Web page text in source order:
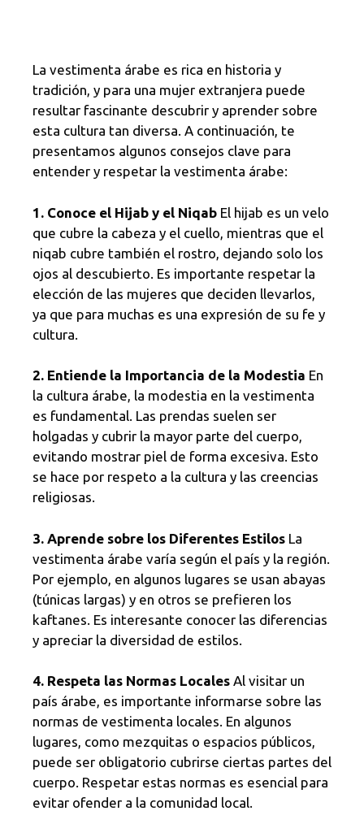
La vestimenta árabe es rica en historia y
tradición, y para una mujer extranjera puede
resultar fascinante descubrir y aprender sobre
esta cultura tan diversa. A continuación, te
presentamos algunos consejos clave para
entender y respetar la vestimenta árabe:
1. Conoce el Hijab y el Niqab El hijab es un velo
que cubre la cabeza y el cuello, mientras que el
niqab cubre también el rostro, dejando solo los
ojos al descubierto. Es importante respetar la
elección de las mujeres que deciden llevarlos,
ya que para muchas es una expresión de su fe y
cultura.
2. Entiende la Importancia de la Modestia En
la cultura árabe, la modestia en la vestimenta
es fundamental. Las prendas suelen ser
holgadas y cubrir la mayor parte del cuerpo,
evitando mostrar piel de forma excesiva. Esto
se hace por respeto a la cultura y las creencias
religiosas.
3. Aprende sobre los Diferentes Estilos La
vestimenta árabe varía según el país y la región.
Por ejemplo, en algunos lugares se usan abayas
(túnicas largas) y en otros se prefieren los
kaftanes. Es interesante conocer las diferencias
y apreciar la diversidad de estilos.
4. Respeta las Normas Locales Al visitar un
país árabe, es importante informarse sobre las
normas de vestimenta locales. En algunos
lugares, como mezquitas o espacios públicos,
puede ser obligatorio cubrirse ciertas partes del
cuerpo. Respetar estas normas es esencial para
evitar ofender a la comunidad local.